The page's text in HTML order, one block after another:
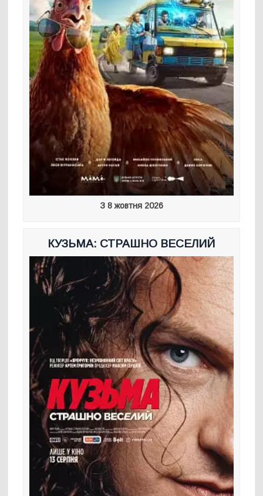
З 8 жовтня 2026
КУЗЬМА: СТРАШНО ВЕСЕЛИЙ